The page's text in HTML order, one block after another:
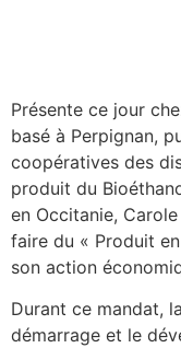
Présente ce jour
basé à Perpignan,
coopératives des
produit du
en Occitanie,
faire du « Produit
son action
Durant ce mandat,
démarrage et le